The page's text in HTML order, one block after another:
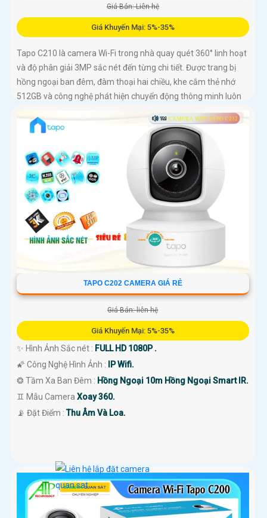
Giá Bán: Liên hệ
Giá Khuyến Mại: 5%-35%
Tapo C210 là camera Wi-Fi trong nhà quay quét 360° linh hoạt
và độ phân giải 3MP sắc nét đến từng chi tiết. Được trang bị
hồng ngoại ban đêm, đàm thoại hai chiều, khe cắm thẻ nhớ
512GB và công nghệ phát hiện chuyển động thông minh luôn
TAPO C202 CAMERA GIÁ RẺ
Giá Bán: liên hệ
Giá Khuyến Mại: 5%-35%
✨ Hình Ảnh Sắc nét : FULL HD 1080P .
🌠 Công Nghệ Hình Ảnh :
IP Wifi.
❂ Tầm Xa Ban Đêm : Hồng Ngoại 10m Hồng Ngoại Smart IR.
♊ Mẫu Camera Xoay 360.
️📡 Đặt Điểm :Thu Âm Và Loa.